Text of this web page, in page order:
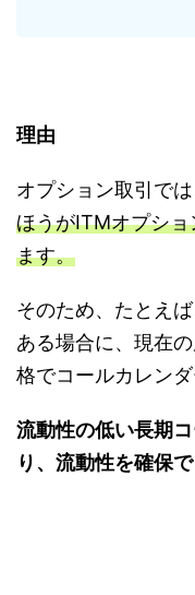
理由
オプション取引では
ほうがITMオプシ
ます。
そのため、たとえ
ある場合に、現在
格でコールカレン
流動性の低い長期
り、流動性を確保で